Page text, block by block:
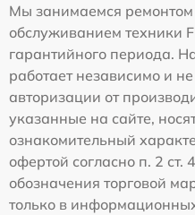
Мы занимаемся ремонтом
обслуживанием техники
гарантийного периода.
работает независимо и
авторизации от
указанные на сайте,
ознакомительный
офертой согласно п. 2
обозначения торговой
только в